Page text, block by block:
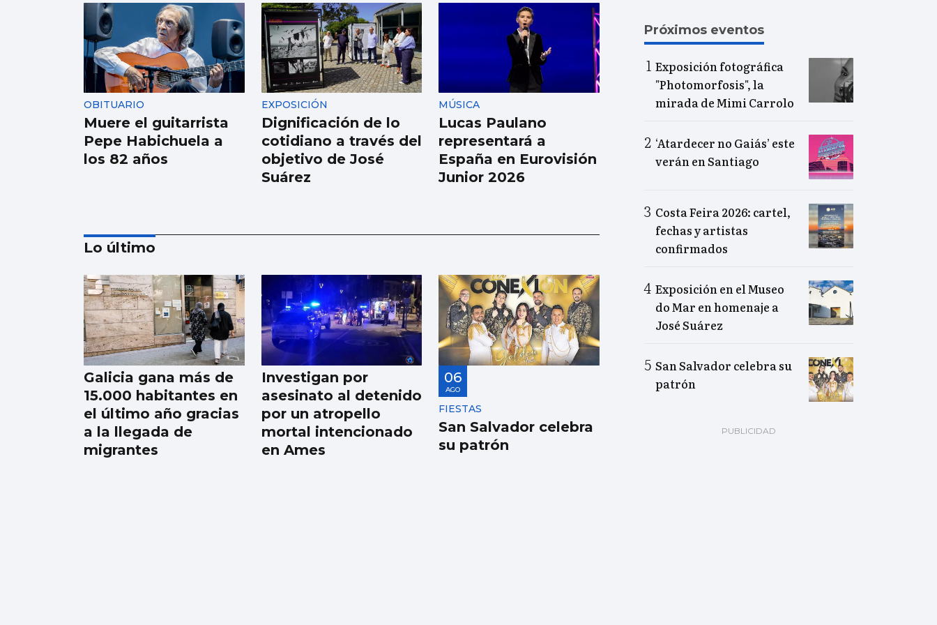
OBITUARIO
Muere el guitarrista
Pepe Habichuela a
los 82 años
EXPOSICIÓN
Dignificación de lo
cotidiano a través del
objetivo de José
Suárez
MÚSICA
Lucas Paulano
representará a
España en Eurovisión
Junior 2026
OBITUARIO
Muere el actor
Manolo Solo,
ganador de un Goya,
a los 62 años
Lo último
Galicia gana más de
15.000 habitantes en
el último año gracias
a la llegada de
migrantes
Investigan por
asesinato al detenido
por un atropello
mortal intencionado
en Ames
06
AGO
FIESTAS
San Salvador celebra
su patrón
Próximos eventos
Exposición fotográfica
"Photomorfosis", la
mirada de Mimi Carrolo
‘Atardecer no Gaiás’ este
verán en Santiago
Costa Feira 2026: cartel,
fechas y artistas
confirmados
Exposición en el Museo
do Mar en homenaje a
José Suárez
San Salvador celebra su
patrón